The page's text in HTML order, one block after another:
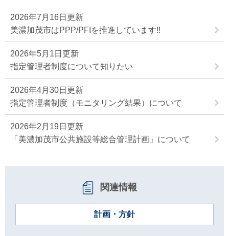
2026年7月16日更新
美濃加茂市はPPP/PFIを推進しています!!
2026年5月1日更新
指定管理者制度について知りたい
2026年4月30日更新
指定管理者制度（モニタリング結果）について
2026年2月19日更新
「美濃加茂市公共施設等総合管理計画」について
関連情報
計画・方針